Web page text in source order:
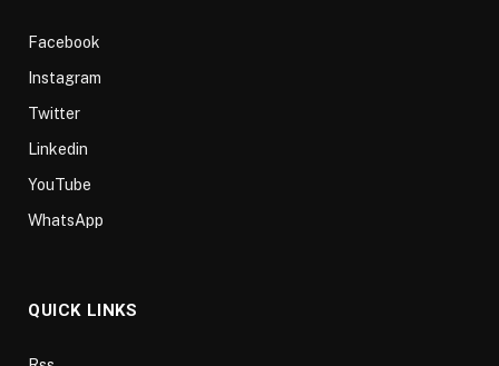
Facebook
Instagram
Twitter
Linkedin
YouTube
WhatsApp
QUICK LINKS